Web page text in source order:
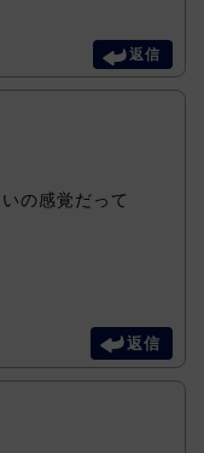
返信
の感覚だって
返信